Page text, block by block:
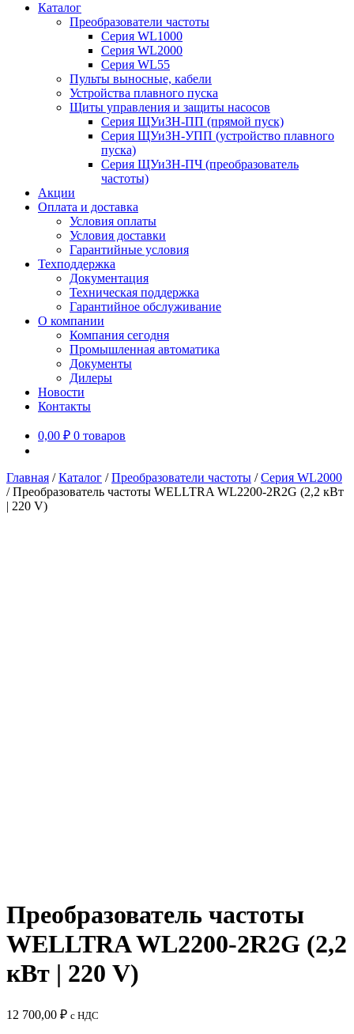
Каталог
Преобразователи частоты
Серия WL1000
Серия WL2000
Серия WL55
Пульты выносные, кабели
Устройства плавного пуска
Щиты управления и защиты насосов
Серия ЩУиЗН-ПП (прямой пуск)
Серия ЩУиЗН-УПП (устройство плавного
пуска)
Серия ЩУиЗН-ПЧ (преобразователь
частоты)
Акции
Оплата и доставка
Условия оплаты
Условия доставки
Гарантийные условия
Техподдержка
Документация
Техническая поддержка
Гарантийное обслуживание
О компании
Компания сегодня
Промышленная автоматика
Документы
Дилеры
Новости
Контакты
0,00 ₽ 0 товаров
Главная /Каталог /Преобразователи частоты /Серия WL2000
/Преобразователь частоты WELLTRA WL2200-2R2G (2,2 кВт
| 220 V)
Преобразователь частоты
WELLTRA WL2200-2R2G (2,2
кВт | 220 V)
12 700,00 ₽ c НДС